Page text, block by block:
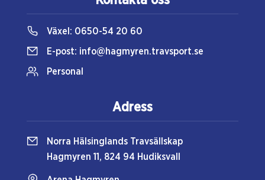
Växel: 0650-54 20 60
E-post: info@hagmyren.travsport.se
Personal
Adress
Norra Hälsinglands Travsällskap
Hagmyren 11, 824 94 Hudiksvall